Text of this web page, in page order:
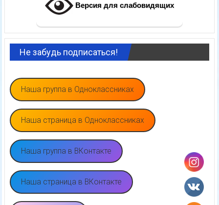
Версия для слабовидящих
Не забудь подписаться!
Наша группа в Одноклассниках
Наша страница в Одноклассниках
Наша группа в ВКонтакте
Наша страница в ВКонтакте